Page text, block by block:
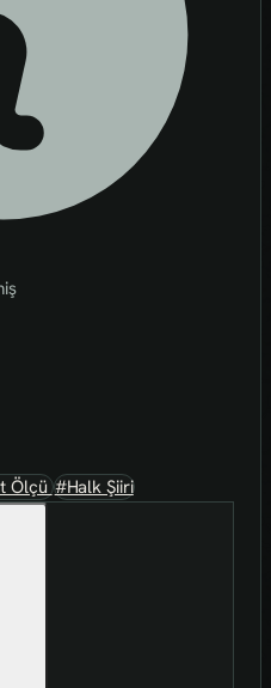
Ölçü#Halk Şiiri